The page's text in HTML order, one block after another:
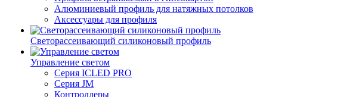
Алюминиевый профиль для натяжных потолков
Аксессуары для профиля
Светорассеивающий силиконовый профиль
Управление светом
Серия ICLED PRO
Серия JM
Контроллеры